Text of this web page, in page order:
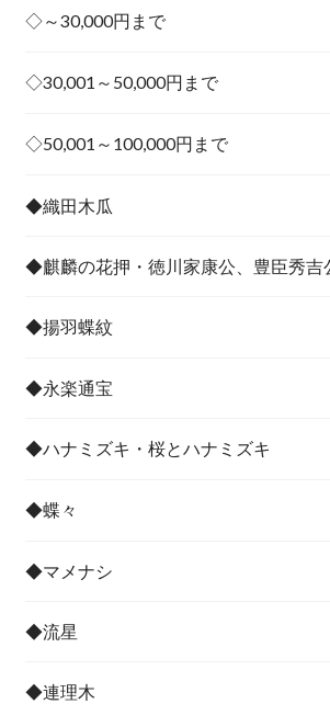
◇～30,000円まで
その他
◇30,001～50,000円まで
その他
◇50,001～100,000円まで
◆織田木瓜
◆麒麟の花押・徳川家康公、豊臣秀吉
◆揚羽蝶紋
◆永楽通宝
◆ハナミズキ・桜とハナミズキ
◆蝶々
◆マメナシ
◆流星
◆連理木